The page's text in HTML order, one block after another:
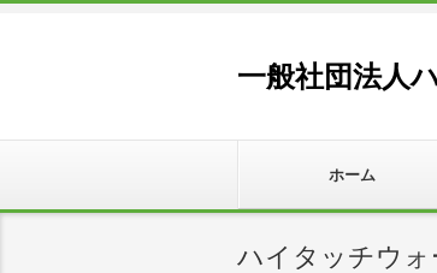
一般社団法人
ホーム
ハイタッチウォ